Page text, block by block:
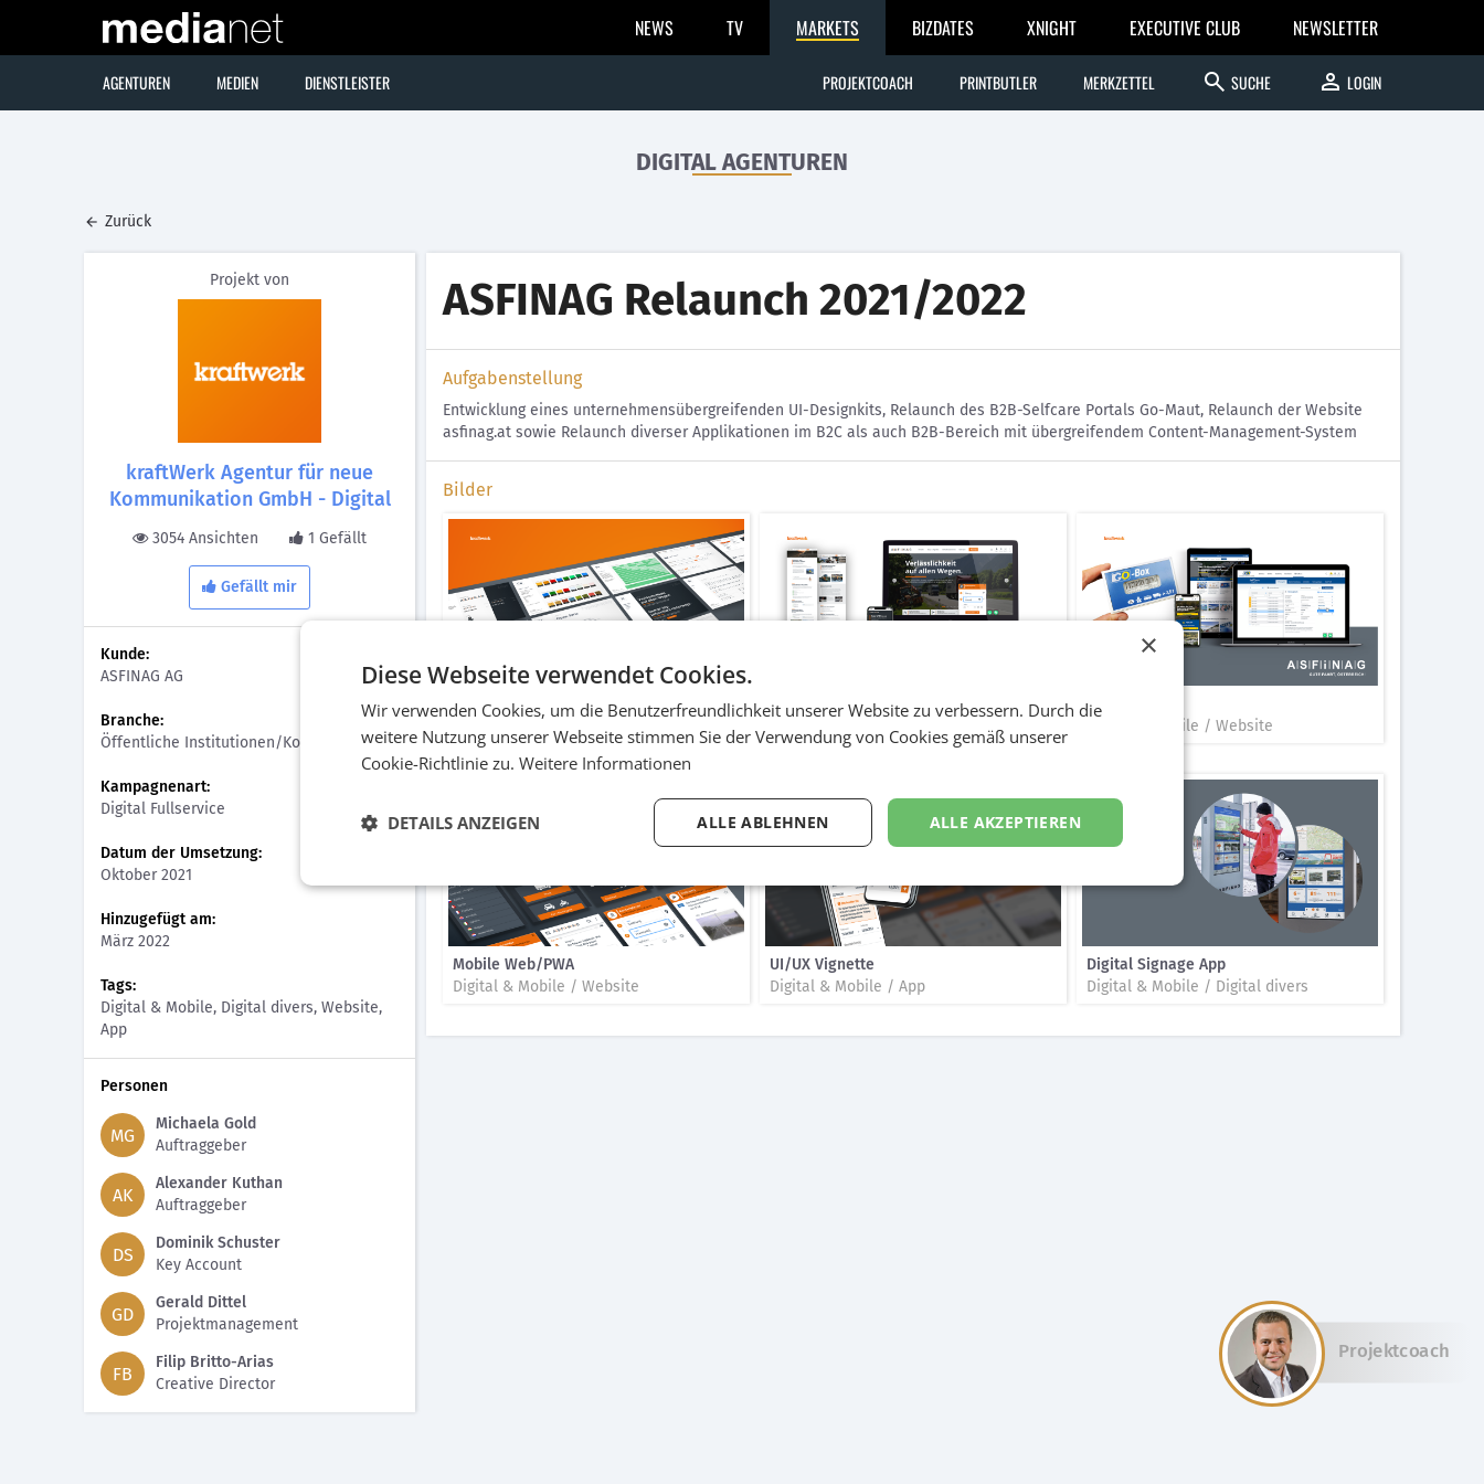
NEWS TV MARKETS BIZDATES XNIGHT EXECUTIVE CLUB NEWSLETTER
AGENTUREN MEDIEN DIENSTLEISTER PROJEKTCOACH PRINTBUTLER MERKZETTEL search SUCHE person LOGIN
DIGITAL AGENTUREN
Zurück
Projekt von
kraftWerk Agentur für neue
Kommunikation GmbH - Digital
3054 Ansichten 1 Gefällt
Gefällt mir
Kunde:
ASFINAG AG
Branche:
Öffentliche Institutionen/Kommunal
Kampagnenart:
Digital Fullservice
Datum der Umsetzung:
Oktober 2021
Hinzugefügt am:
März 2022
Tags:
Digital & Mobile, Digital divers, Website,
App
Personen
MG
Michaela Gold
Auftraggeber
AK
Alexander Kuthan
Auftraggeber
DS
Dominik Schuster
Key Account
GD
Gerald Dittel
Projektmanagement
FB
Filip Britto-Arias
Creative Director
ASFINAG Relaunch 2021/2022
Aufgabenstellung
Entwicklung eines unternehmensübergreifenden UI-Designkits, Relaunch des B2B-Selfcare Portals Go-Maut, Relaunch der Website
asfinag.at sowie Relaunch diverser Applikationen im B2C als auch B2B-Bereich mit übergreifendem Content-Management-System
Bilder
UI-Designkit
Digital & Mobile / Digital divers
asfinag.at
Digital & Mobile / Website
go-maut.at
Digital & Mobile / Website
Mobile Web/PWA
Digital & Mobile / Website
UI/UX Vignette
Digital & Mobile / App
Digital Signage App
Digital & Mobile / Digital divers
×
Diese Webseite verwendet Cookies.
Wir verwenden Cookies, um die Benutzerfreundlichkeit unserer Website zu verbessern. Durch die
weitere Nutzung unserer Webseite stimmen Sie der Verwendung von Cookies gemäß unserer
Cookie-Richtlinie zu. Weitere Informationen
ALLE AKZEPTIEREN
ALLE ABLEHNEN
DETAILS ANZEIGEN
Projektcoach